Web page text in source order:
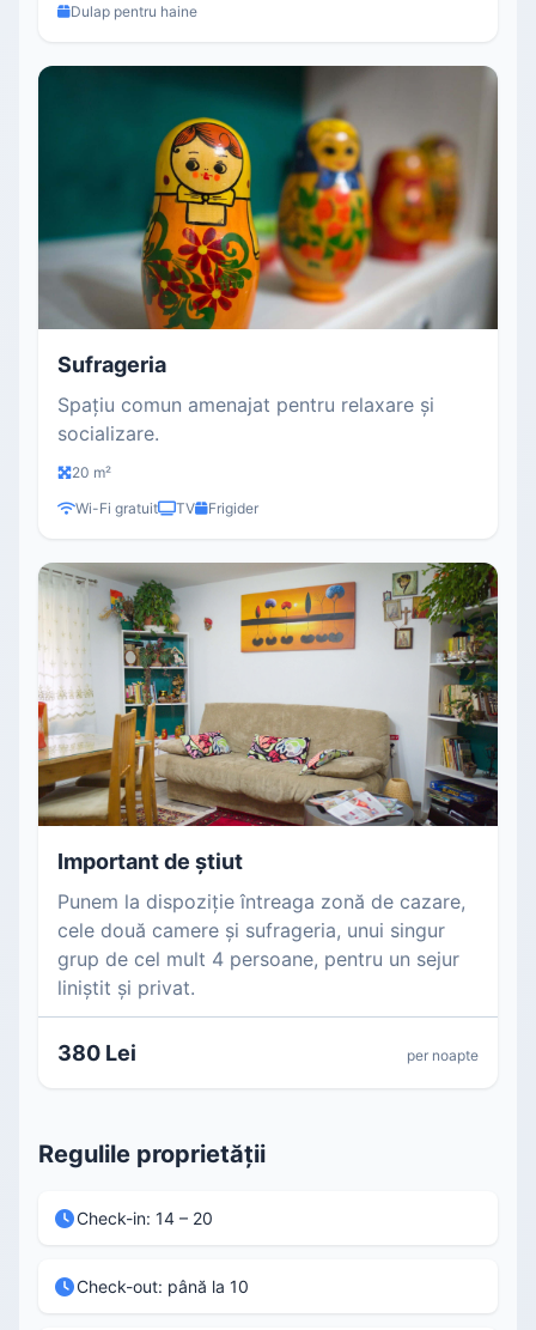
Dulap pentru haine
Sufrageria
Spațiu comun amenajat pentru relaxare și
socializare.
20 m²
Wi-Fi gratuit
TV Frigider
Important de știut
Punem la dispoziție întreaga zonă de cazare,
cele două camere și sufrageria, unui singur
grup de cel mult 4 persoane, pentru un sejur
liniștit și privat.
380 Lei per noapte
Regulile proprietății
Check-in: 14 – 20
Check-out: până la 10